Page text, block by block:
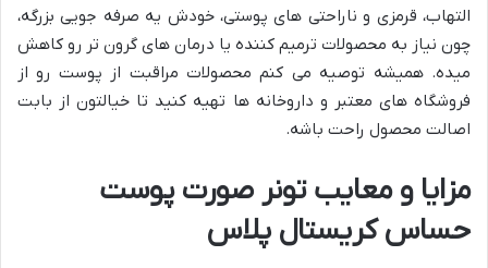
التهاب، قرمزی و ناراحتی های پوستی، خودش یه صرفه جویی بزرگه،
چون نیاز به محصولات ترمیم کننده یا درمان های گرون تر رو کاهش
میده. همیشه توصیه می کنم محصولات مراقبت از پوست رو از
فروشگاه های معتبر و داروخانه ها تهیه کنید تا خیالتون از بابت
اصالت محصول راحت باشه.
مزایا و معایب تونر صورت پوست
حساس کریستال پلاس